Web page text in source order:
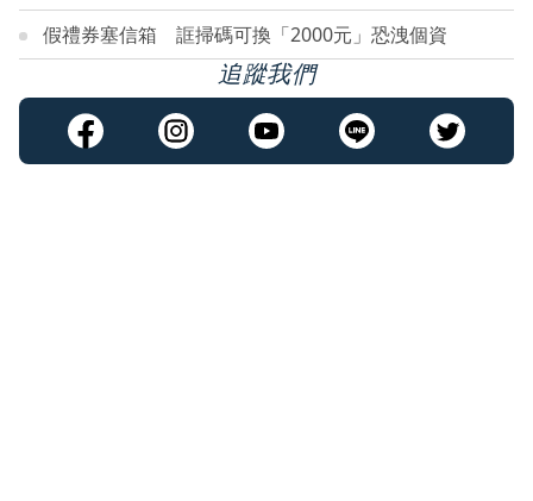
假禮券塞信箱 誆掃碼可換「2000元」恐洩個資
追蹤我們